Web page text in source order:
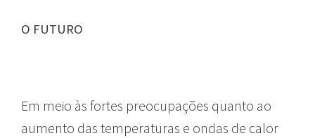
O FUTURO
Em meio às fortes preocupações quanto ao
aumento das temperaturas e ondas de calor